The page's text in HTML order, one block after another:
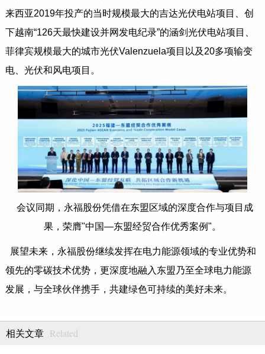
来西亚2019年投产的当时规模最大的吉达光伏电站项目、创
下越南“126天最快建设并网发电纪录”的涵剑光伏电站项目、
菲律宾规模最大的城市光伏Valenzuela项目以及20多项输变
电、光伏和风电项目。
​会议同期，永福股份凭借在东盟区域的深度合作与项目成
果，荣膺"中国—东盟经贸合作优秀案例"。
展望未来，永福股份继续发挥在电力能源领域的专业优势和
领先的零碳技术优势，更深度地融入东盟乃至全球电力能源
发展，与全球伙伴携手，共建绿色可持续的美好未来。
相关文章 Related